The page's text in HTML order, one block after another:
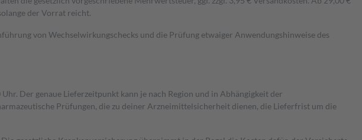
der Vorrat reicht.
von Wechselwirkungschecks und die Prüfung etwaiger Anwendungshinweise des
Der genaue Lieferzeitpunkt kann je nach Region und in Abhängigkeit der
Prüfungen, die zu deiner Arzneimittelsicherheit dienen, die Lieferfrist um die